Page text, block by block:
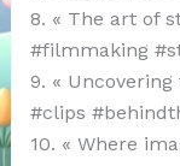
8. « The art of
#filmmaking
9. «
#clips
10. « Where